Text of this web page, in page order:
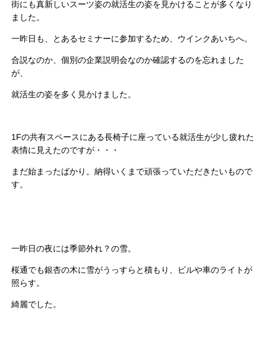
街にも真新しいスーツ姿の就活生の姿を見かけることが多くなり
ました。
一昨日も、とあるセミナーに参加するため、ウインクあいちへ。
合説なのか、個別の企業説明会なのか確認するのを忘れました
が、
就活生の姿を多く見かけました。
1Fの共有スペースにある長椅子に座っている就活生が少し疲れた
表情に見えたのですが・・・
まだ始まったばかり。納得いくまで頑張っていただきたいもので
す。
一昨日の夜には季節外れ？の雪。
桜通でも銀杏の木に雪がうっすらと積もり、ビルや車のライトが
照らす。
綺麗でした。